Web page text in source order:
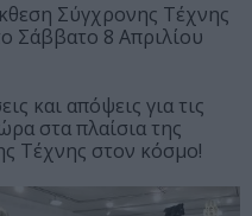
Σύγχρονης Τέχνης
Σάββατο 8 Απριλίου
και απόψεις για τις
στα πλαίσια της
Τέχνης στον κόσμο!